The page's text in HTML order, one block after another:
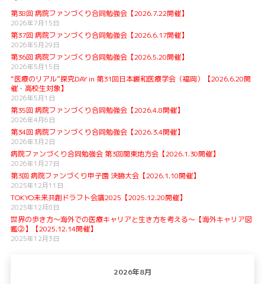
第38回 病院ファンづくり合同勉強会【2026.7.22開催】
2026年7月15日
第37回 病院ファンづくり合同勉強会【2026.6.17開催】
2026年5月29日
第36回 病院ファンづくり合同勉強会【2026.5.20開催】
2026年5月15日
“医療のリアル”探究DAY in 第31回日本緩和医療学会（福岡）【2026.6.20開
催・高校生対象】
2026年5月1日
第35回 病院ファンづくり合同勉強会【2026.4.8開催】
2026年4月6日
第34回 病院ファンづくり合同勉強会【2026.3.4開催】
2026年3月2日
病院ファンづくり合同勉強会 第3回関東地方会【2026.1.30開催】
2026年1月27日
第3回 病院ファンづくり甲子園 決勝大会【2026.1.10開催】
2025年12月11日
TOKYO未来共創ドラフト会議2025【2025.12.20開催】
2025年12月8日
世界の歩き方〜海外での医療キャリアと生き方を考える〜【海外キャリア図
鑑②】【2025.12.14開催】
2025年12月3日
2026年8月